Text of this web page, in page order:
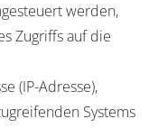
werden,
Zugriffs auf die
(IP-Adresse),
Systems